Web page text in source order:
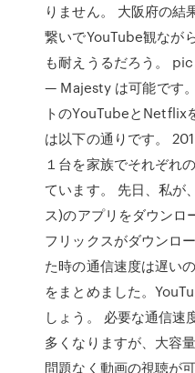
りません。 大阪府の結
繋いでYouTube観なが
も耐えうるだろう。
— Majesty は可能です
トのYouTubeとNetflix
は以下の通りです。
１台を家族でそれぞれ
ています。 先日、私が
ス)のアプリをダウンロ
フリックスがダウンロ
た時の通信速度は遅い
をまとめました。
しょう。 必要な通信速
多くなりますが、大容
問題なく動画の視聴が